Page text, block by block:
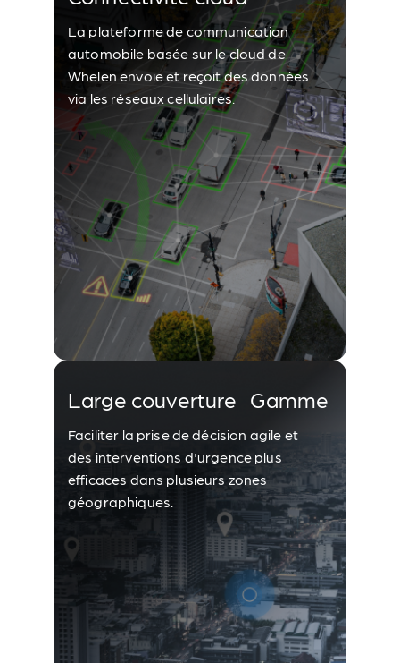
La plateforme de communication
automobile basée sur le cloud de
Whelen envoie et reçoit des données
via les réseaux cellulaires.
Large couverture Gamme
Faciliter la prise de décision agile et
des interventions d'urgence plus
efficaces dans plusieurs zones
géographiques.